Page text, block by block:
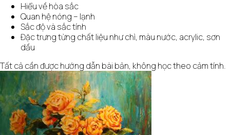
Hiểu về hòa sắc
Quan hệ nóng – lạnh
Sắc độ và sắc tính
Đặc trưng từng chất liệu như chì, màu nước, acrylic, sơn
dầu
Tất cả cần được hướng dẫn bài bản, không học theo cảm tính.